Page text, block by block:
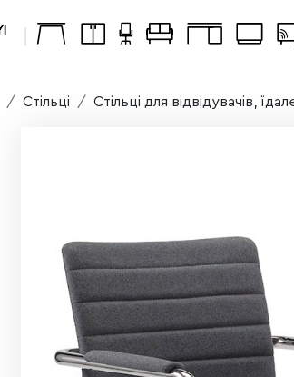
Стільці Стільці для відвідувачів,